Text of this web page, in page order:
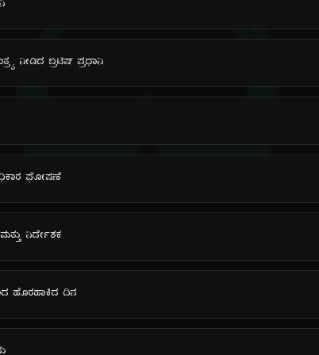
ನೀಡಿದ ಬ್ರಿಟಿಷ್ ಪ್ರಧಾನಿ
ಘೋಷಣೆ
ನಿರ್ದೇಶಕ
ಹೊರಹಾಕಿದ ದಿನ